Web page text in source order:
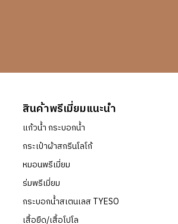
สินค้าพรีเมี่ยมแนะนำ
แก้วน้ำ กระบอกน้ำ
กระเป๋าผ้าสกรีนโลโก้
หมอนพรีเมี่ยม
ร่มพรีเมี่ยม
กระบอกน้ำสเตนเลส TYESO
เสื้อยืด/เสื้อโปโล